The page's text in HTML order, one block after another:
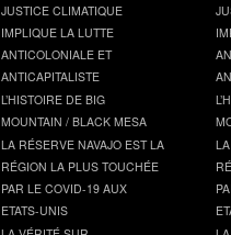
JUSTICE CLIMATIQUE
IMPLIQUE LA LUTTE
ANTICOLONIALE ET
ANTICAPITALISTE
L’HISTOIRE DE BIG
MOUNTAIN / BLACK MESA
LA RÉSERVE NAVAJO EST LA
RÉGION LA PLUS TOUCHÉE
PAR LE COVID-19 AUX
ETATS-UNIS